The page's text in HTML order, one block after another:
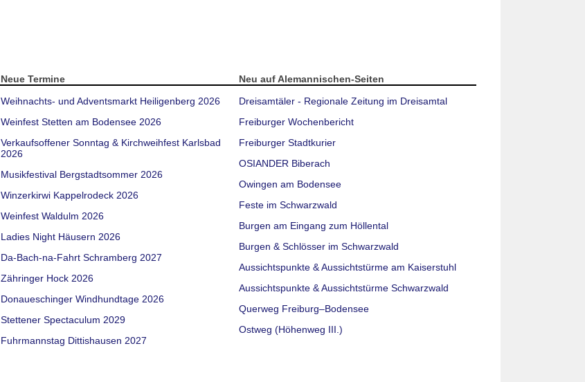
Neue Termine
Weihnachts- und Adventsmarkt Heiligenberg 2026
Weinfest Stetten am Bodensee 2026
Verkaufsoffener Sonntag & Kirchweihfest Karlsbad
2026
Musikfestival Bergstadtsommer 2026
Winzerkirwi Kappelrodeck 2026
Weinfest Waldulm 2026
Ladies Night Häusern 2026
Da-Bach-na-Fahrt Schramberg 2027
Zähringer Hock 2026
Donaueschinger Windhundtage 2026
Stettener Spectaculum 2029
Fuhrmannstag Dittishausen 2027
Neu auf Alemannischen-Seiten
Dreisamtäler - Regionale Zeitung im Dreisamtal
Freiburger Wochenbericht
Freiburger Stadtkurier
OSIANDER Biberach
Owingen am Bodensee
Feste im Schwarzwald
Burgen am Eingang zum Höllental
Burgen & Schlösser im Schwarzwald
Aussichtspunkte & Aussichtstürme am Kaiserstuhl
Aussichtspunkte & Aussichtstürme Schwarzwald
Querweg Freiburg–Bodensee
Ostweg (Höhenweg III.)